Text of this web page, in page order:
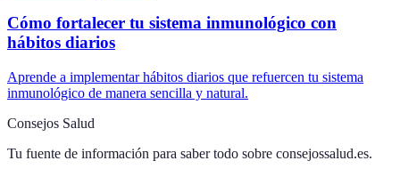
Cómo fortalecer tu sistema inmunológico con
hábitos diarios
Aprende a implementar hábitos diarios que refuercen tu sistema
inmunológico de manera sencilla y natural.
Consejos Salud
Tu fuente de información para saber todo sobre consejossalud.es.